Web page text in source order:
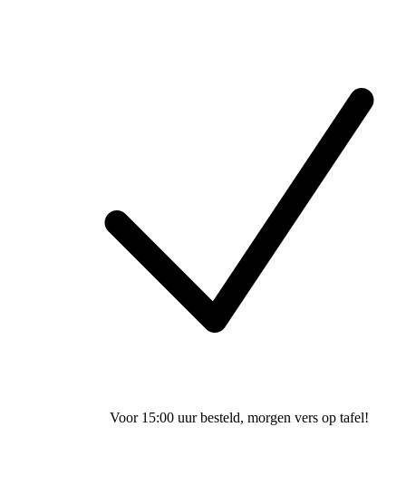
Voor 15:00 uur besteld, morgen vers op tafel!